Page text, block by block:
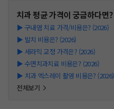
치과평균 가격이 궁금하다면?
▶ 구내염 치료 가격/비용은? (2026)
▶ 발치 비용은? (2026)
▶ 세라믹 교정 가격은? (2026)
▶ 수면치과치료 비용은? (2026)
▶ 치과 엑스레이 촬영 비용은? (2026)
전체보기